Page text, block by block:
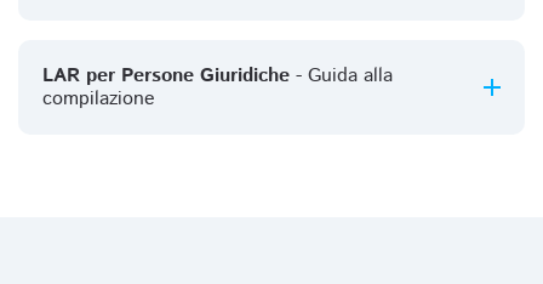
LAR per Persone Giuridiche - Guida alla
compilazione